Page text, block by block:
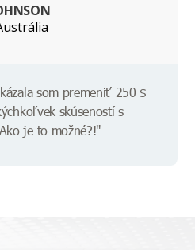
som premeniť 250 $
skúseností s
je to možné?!"